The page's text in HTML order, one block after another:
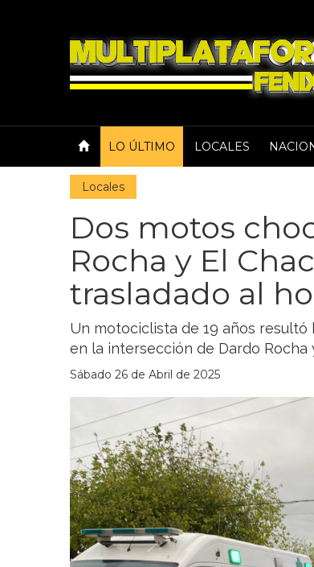
LO ÚLTIMO LOCALES
Locales
Dos motos
Rocha y El
trasladado al
Un motociclista de 19 años
en la intersección de Dardo Rocha
Sábado 26 de Abril de 2025